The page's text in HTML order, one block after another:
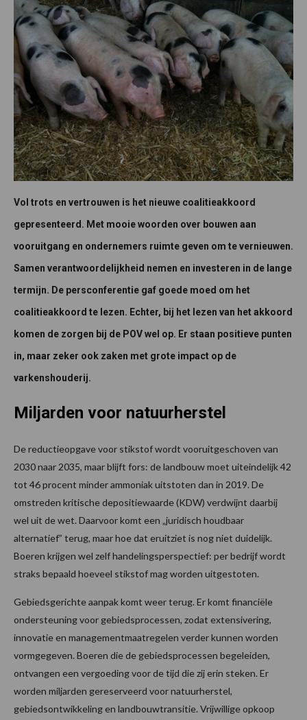
Vol trots en vertrouwen is het nieuwe coalitieakkoord
gepresenteerd. Met mooie woorden over bouwen aan
vooruitgang en ondernemers ruimte geven om te vernieuwen.
Samen verantwoordelijkheid nemen en investeren in de lange
termijn. De persconferentie gaf goede moed om het
coalitieakkoord te lezen. Echter, bij het lezen van het akkoord
komen de zorgen bij de POV wel op. Er staan positieve punten
in, maar zeker ook zaken met grote impact op de
varkenshouderij.
Miljarden voor natuurherstel
De reductieopgave voor stikstof wordt vooruitgeschoven van
2030 naar 2035, maar blijft fors: de landbouw moet uiteindelijk 42
tot 46 procent minder ammoniak uitstoten dan in 2019. De
omstreden kritische depositiewaarde (KDW) verdwijnt daarbij
wel uit de wet. Daarvoor komt een „juridisch houdbaar
alternatief” terug, maar hoe dat eruitziet is nog niet duidelijk.
Boeren krijgen wel zelf handelingsperspectief: per bedrijf wordt
straks bepaald hoeveel stikstof mag worden uitgestoten.
Gebiedsgerichte aanpak komt weer terug. Er komt financiële
ondersteuning voor gebiedsprocessen, zodat extensivering,
innovatie en managementmaatregelen verder kunnen worden
vormgegeven. Boeren die de gebiedsprocessen begeleiden,
ontvangen een vergoeding voor de tijd die zij erin steken. Er
worden miljarden gereserveerd voor natuurherstel,
gebiedsontwikkeling en landbouwtransitie. Vrijwillige opkoop